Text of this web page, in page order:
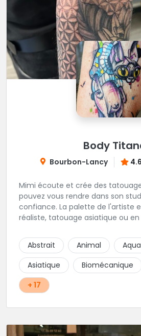
Body
Bourbon-Lancy
Mimi écoute et crée des
pouvez vous rendre dans son
confiance. La palette de l'artiste
réaliste, tatouage asiatique ou
construire un projet qui vous
Abstrait Animal
Asiatique
Biomécanique
+ 17